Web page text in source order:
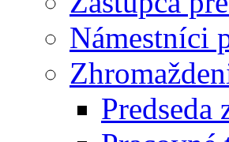
Námestníci
Predseda